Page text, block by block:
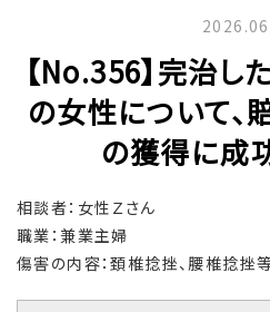
【No.356】完治し
の女性について、
の獲得に成
相談者：女性Ｚさん
職業：兼業主婦
傷害の内容：頚椎捻挫、腰椎捻挫